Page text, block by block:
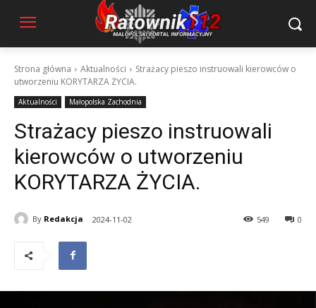
Strona główna Aktualności
Strażacy pieszo instruowali kierowców o
utworzeniu KORYTARZA ŻYCIA.
Aktualności Małopolska Zachodnia
Strażacy pieszo instruowali
kierowców o utworzeniu
KORYTARZA ŻYCIA.
By Redakcja 2024-11-02 0
549